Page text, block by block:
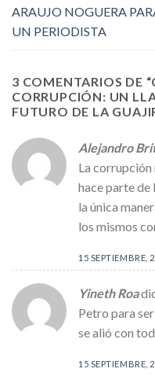
ARAUJO NOGUERA
UN PERIODISTA
3 COMENTARIOS DE “
CORRUPCIÓN: UN
FUTURO DE LA
Alejandro
La corrupción
hace parte de
la única
los mismos
15 SEPTIEMBRE,
Yineth Roa
Petro para
se alió con
15 SEPTIEMBRE,